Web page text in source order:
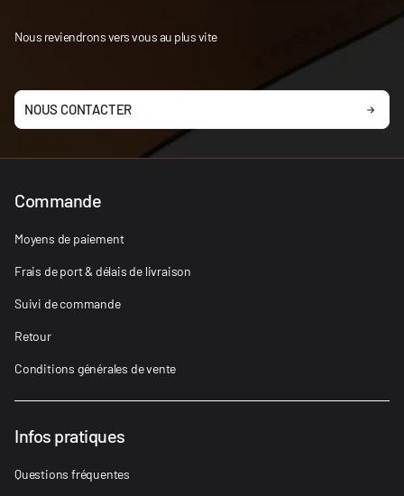
Nous reviendrons vers vous au plus vite
NOUS CONTACTER
Commande
Moyens de paiement
Frais de port & délais de livraison
Suivi de commande
Retour
Conditions générales de vente
Infos pratiques
Questions fréquentes